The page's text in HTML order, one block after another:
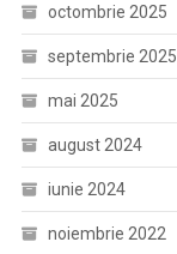
octombrie 2025
septembrie 2025
mai 2025
august 2024
iunie 2024
noiembrie 2022